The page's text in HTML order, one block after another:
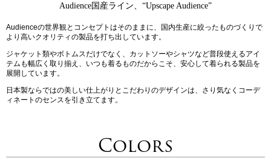
Audience国産ライン、“Upscape Audience”
Audienceの世界観とコンセプトはそのままに、国内生産に絞ったものづくりで
より高いクオリティの製品を打ち出しています。
ジャケット類やボトムスだけでなく、カットソーやシャツなど普段使えるアイ
テムも幅広く取り揃え、いつも着るものだからこそ、安心して着られる製品を
展開しています。
日本製ならではの美しい仕上がりとこだわりのデザインは、さり気なくコーデ
ィネートのセンスを引き立てます。
Colors